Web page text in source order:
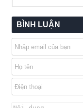
BÌNH LUẬN